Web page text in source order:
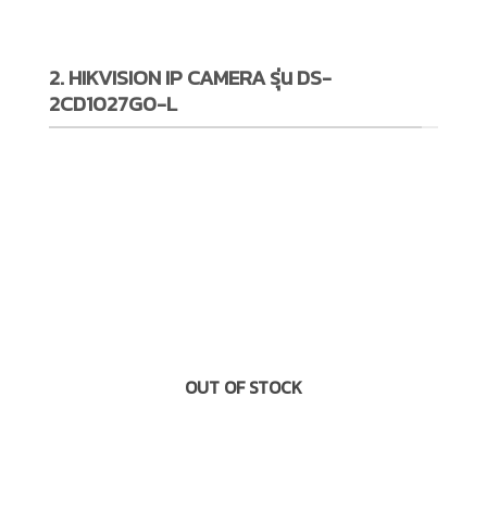
2. HIKVISION IP CAMERA รุ่น DS-
2CD1027G0-L
OUT OF STOCK